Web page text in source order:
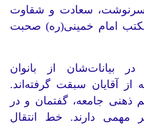
سرنوشت، سعادت و شقاوت
مکتب امام خمینی(ره) صحبت
بیانات‌شان از بانوان
از آقایان سبقت گرفته‌اند.
ذهنی جامعه، گفتمان و در
مهمی دارند. خط انتقال